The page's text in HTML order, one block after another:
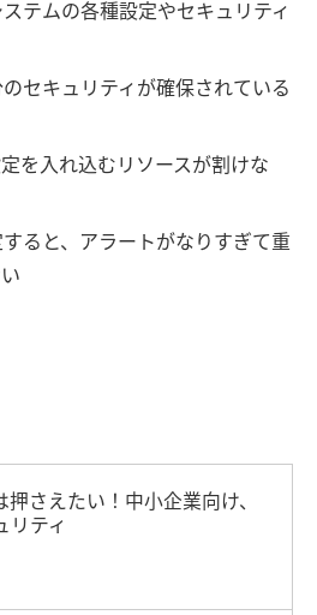
テムの各種設定やセキュリティ
セキュリティが確保されている
を入れ込むリソースが割けな
ると、アラートがなりすぎて重
押さえたい！中小企業向け、
リティ